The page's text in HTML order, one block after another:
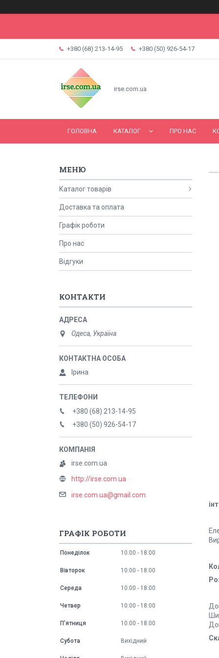
+380 (68) 213-14-95 +380 (50) 926-54-17
irse.com.ua
ГОЛОВНА КАТАЛОГ ПРО НАС
Каталог товарів
Доставка та оплата
Графік роботи
Про нас
Відгуки
КОНТАКТИ
Одеса, Україна
Ірина
+380 (68) 213-14-95
+380 (50) 926-54-17
irse.com.ua
http://irse.com.ua
irse.com.ua@gmail.com
ГРАФІК РОБОТИ
Понеділок 10:00 18:00
Вівторок 10:00 18:00
Середа 10:00 18:00
Четвер 10:00 18:00
Пʼятниця 10:00 18:00
Субота Вихідний